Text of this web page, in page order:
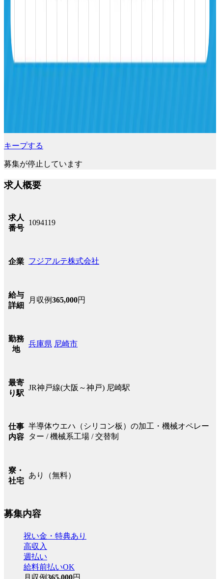
キープする
募集が停止しています
求人概要
求人
番号
1094119
企業 フジアルテ株式会社
給与
詳細
月収例365,000円
勤務
地
兵庫県 尼崎市
最寄
り駅
JR神戸線(大阪～神戸) 尼崎駅
仕事
内容
半導体ウエハ（シリコン板）の加工・機械オペレー
ター / 機械系工場 / 交替制
寮・
社宅
あり（無料）
募集内容
祝い金・特典あり
高収入
週払い
給料前払いOK
月収例365,000円